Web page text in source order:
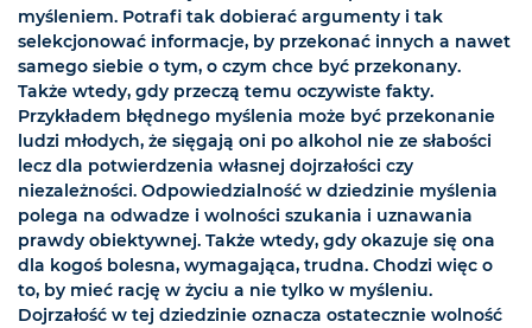
myśleniem. Potrafi tak dobierać argumenty i tak
selekcjonować informacje, by przekonać innych a nawet
samego siebie o tym, o czym chce być przekonany.
Także wtedy, gdy przeczą temu oczywiste fakty.
Przykładem błędnego myślenia może być przekonanie
ludzi młodych, że sięgają oni po alkohol nie ze słabości
lecz dla potwierdzenia własnej dojrzałości czy
niezależności. Odpowiedzialność w dziedzinie myślenia
polega na odwadze i wolności szukania i uznawania
prawdy obiektywnej. Także wtedy, gdy okazuje się ona
dla kogoś bolesna, wymagająca, trudna. Chodzi więc o
to, by mieć rację w życiu a nie tylko w myśleniu.
Dojrzałość w tej dziedzinie oznacza ostatecznie wolność